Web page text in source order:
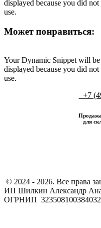
displayed because you did
use.
Может понравиться:
Your Dynamic Snippet will be
displayed because you did
use.
+7
для
© 2024 - 2026. Все права
ИП Шилкин Александр
ОГРНИП 323508100384032